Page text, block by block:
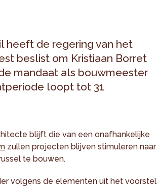
heeft de regering van het
beslist om Kristiaan Borret
mandaat als bouwmeester
loopt tot 31
blijft die van een onafhankelijke
zullen projecten blijven stimuleren naar
te bouwen.
volgens de elementen uit het voorstel